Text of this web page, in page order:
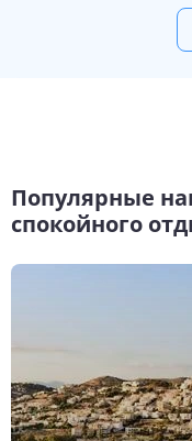
Популярные
спокойного